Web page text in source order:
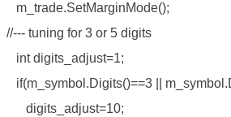
m_trade.SetMarginMode();
//--- tuning for 3 or 5 digits
int digits_adjust=1;
if(m_symbol.Digits()==3 ||
digits_adjust=10;